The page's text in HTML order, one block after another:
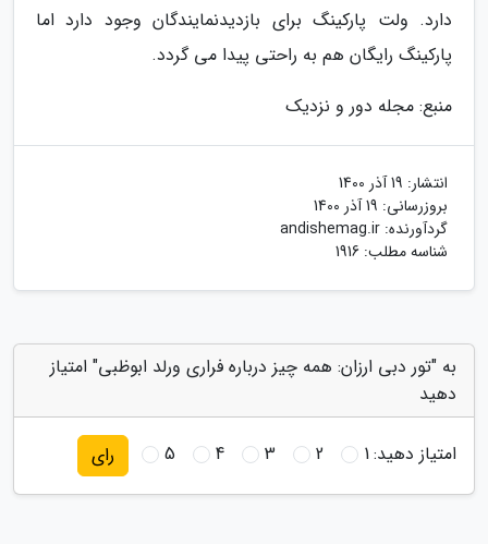
دارد. ولت پارکینگ برای بازدیدنمایندگان وجود دارد اما
پارکینگ رایگان هم به راحتی پیدا می گردد.
منبع: مجله دور و نزدیک
انتشار: 19 آذر 1400
بروزرسانی: 19 آذر 1400
گردآورنده: andishemag.ir
شناسه مطلب: 1916
به "تور دبی ارزان: همه چیز درباره فراری ورلد ابوظبی" امتیاز
دهید
امتیاز دهید:1
2
3
4
5 رای